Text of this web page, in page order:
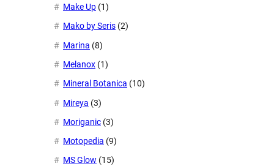
Make Up (1)
Mako by Seris (2)
Marina (8)
Melanox (1)
Mineral Botanica (10)
Mireya (3)
Moriganic (3)
Motopedia (9)
MS Glow (15)